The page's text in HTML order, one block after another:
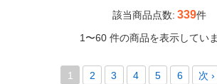
該当商品点数: 339件
1〜60 件の商品を表示していま
1 2 3 4 5 6 次 ›